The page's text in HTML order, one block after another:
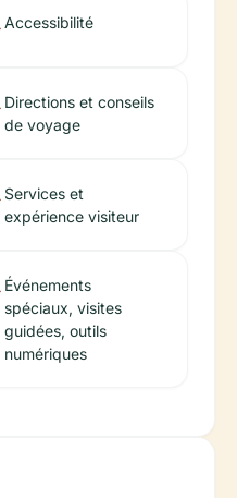
Accessibilité
Directions et conseils
de voyage
Services et
expérience visiteur
Événements
spéciaux, visites
guidées, outils
numériques